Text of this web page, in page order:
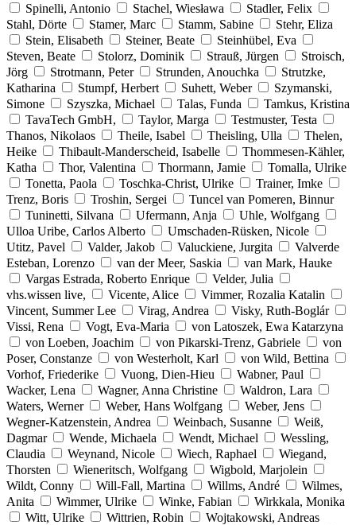
Spinelli, Antonio
Stachel, Wiesława
Stadler, Felix
Stahl, Dörte
Stamer, Marc Stamm, Sabine
Stehr, Eliza
Stein, Elisabeth
Steiner, Beate
Steinhübel, Eva
Steven, Beate
Stolorz, Dominik Strauß, Jürgen
Stroisch,
Jörg
Strotmann, Peter Strunden, Anouchka
Strutzke,
Katharina
Stumpf, Herbert Suhett, Weber
Szymanski,
Simone
Szyszka, Michael Talas, Funda
Tamkus, Kristina
TavaTech GmbH,
Taylor, Marga
Testmuster, Testa
Thanos, Nikolaos
Theile, Isabel Theisling, Ulla
Thelen,
Heike
Thibault-Manderscheid, Isabelle
Thommesen-Kähler,
Katha
Thor, Valentina Thormann, Jamie
Tomalla, Ulrike
Tonetta, Paola
Toschka-Christ, Ulrike
Trainer, Imke
Trenz, Boris
Troshin, Sergei
Tuncel van Pomeren, Binnur
Tuninetti, Silvana
Ufermann, Anja
Uhle, Wolfgang
Ulloa Uribe, Carlos Alberto
Umschaden-Rüsken, Nicole
Utitz, Pavel
Valder, Jakob Valuckiene, Jurgita
Valverde
Esteban, Lorenzo
van der Meer, Saskia
van Mark, Hauke
Vargas Estrada, Roberto Enrique
Velder, Julia
vhs.wissen live,
Vicente, Alice
Vimmer, Rozalia Katalin
Vincent, Summer Lee
Virag, Andrea
Visky, Ruth-Boglár
Vissi, Rena
Vogt, Eva-Maria
von Latoszek, Ewa Katarzyna
von Loeben, Joachim
von Pikarski-Trenz, Gabriele
von
Poser, Constanze
von Westerholt, Karl
von Wild, Bettina
Vorhof, Friederike
Vuong, Dien-Hieu
Wabner, Paul
Wacker, Lena
Wagner, Anna Christine
Waldron, Lara
Waters, Werner
Weber, Hans Wolfgang
Weber, Jens
Wegner-Katzenstein, Andrea
Weinbach, Susanne
Weiß,
Dagmar
Wende, Michaela Wendt, Michael
Wessling,
Claudia
Weynand, Nicole Wiech, Raphael
Wiegand,
Thorsten
Wieneritsch, Wolfgang
Wigbold, Marjolein
Wildt, Conny
Will-Fall, Martina Willms, André
Wilmes,
Anita
Wimmer, Ulrike Winke, Fabian
Wirkkala, Monika
Witt, Ulrike
Wittrien, Robin
Wojtakowski, Andreas